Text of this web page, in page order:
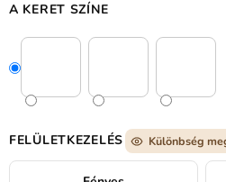
A KERET SZÍNE
FELÜLETKEZELÉS Különbség